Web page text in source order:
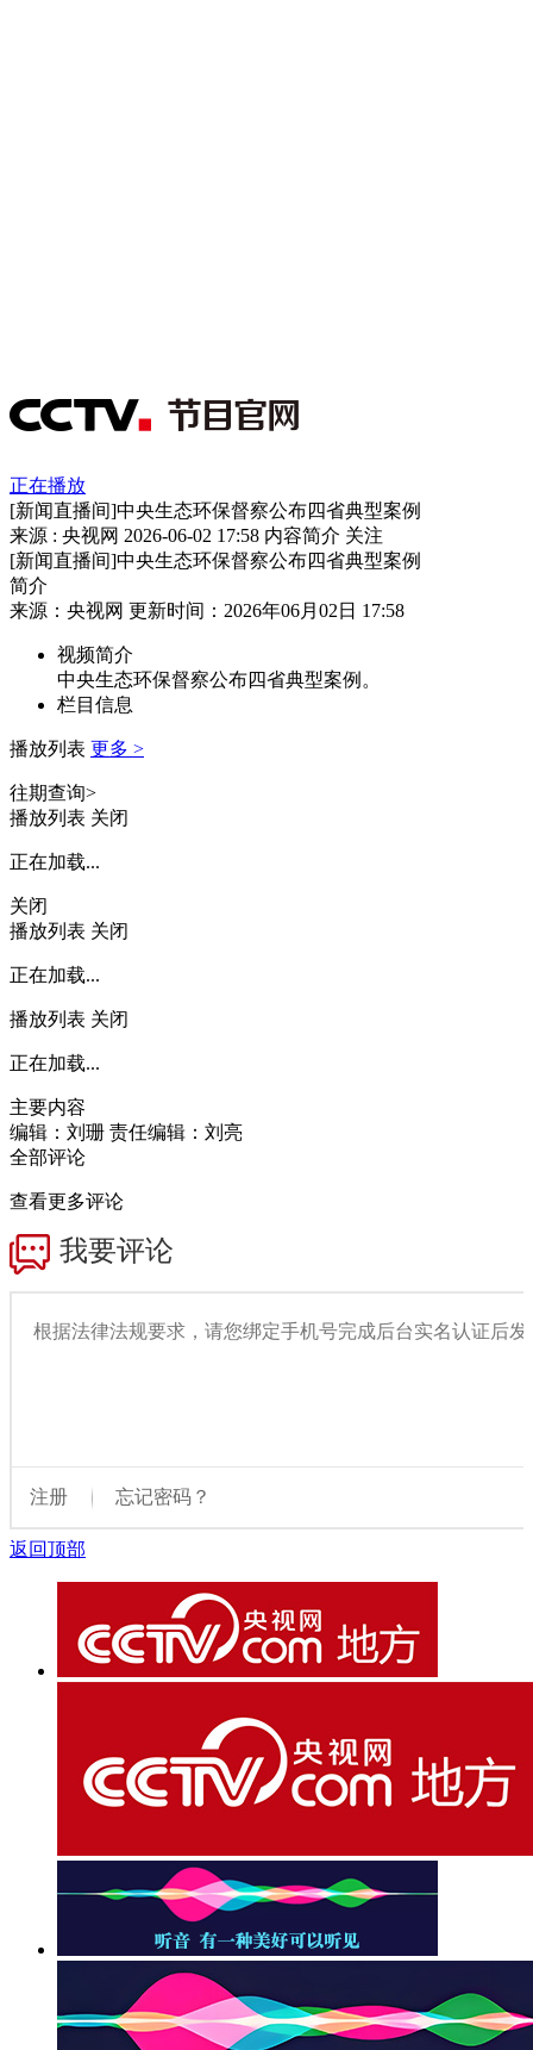
正在播放
[新闻直播间]中央生态环保督察公布四省典型案例
来源 : 央视网 2026-06-02 17:58 内容简介 关注
[新闻直播间]中央生态环保督察公布四省典型案例
简介
来源：央视网 更新时间：2026年06月02日 17:58
视频简介
中央生态环保督察公布四省典型案例。
栏目信息
播放列表 更多 >
往期查询>
播放列表 关闭
正在加载...
关闭
播放列表 关闭
正在加载...
播放列表 关闭
正在加载...
主要内容
编辑：刘珊 责任编辑：刘亮
全部评论
查看更多评论
返回顶部